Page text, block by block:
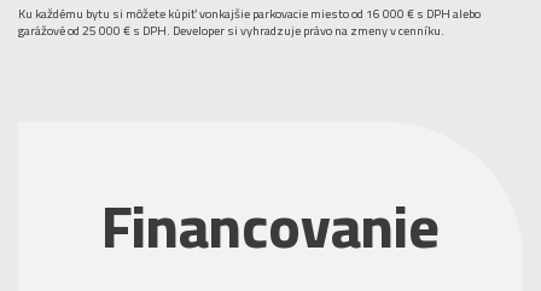
Ku každému bytu si môžete kúpiť vonkajšie parkovacie miesto od 16 000 € s DPH alebo
garážové od 25 000 € s DPH. Developer si vyhradzuje právo na zmeny v cenníku.
Financovanie